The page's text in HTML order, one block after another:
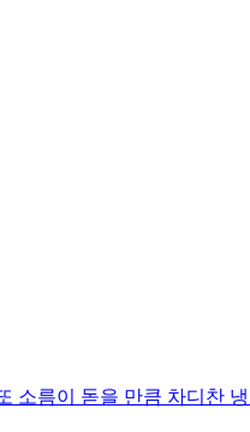
소름이 돋을 만큼 차디찬